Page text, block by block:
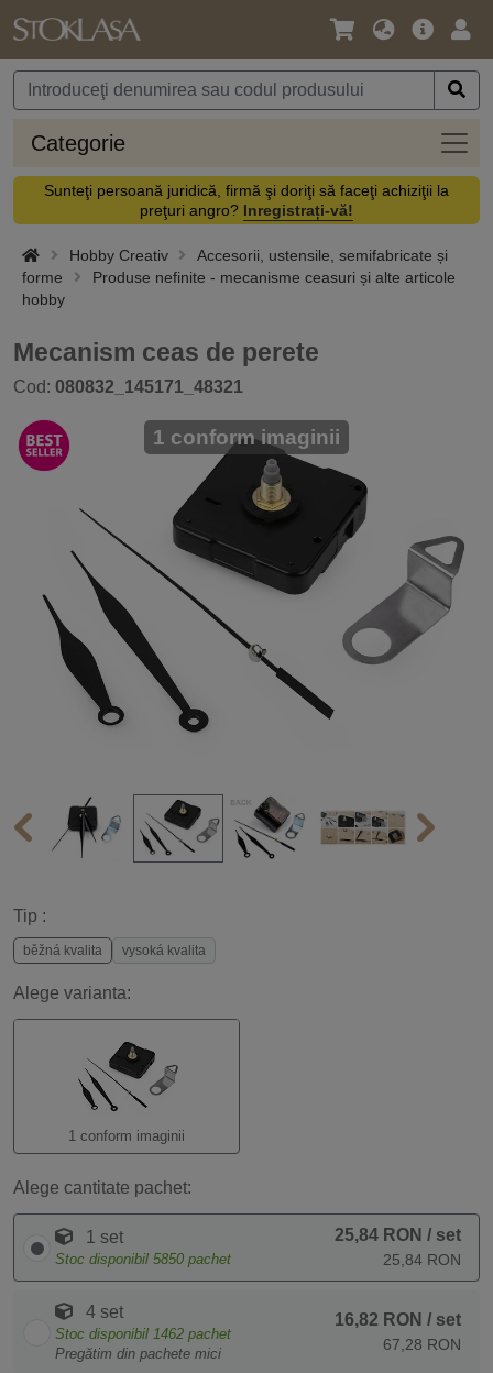
Limbă
Monedă
Meniul
Categorie
Sunteţi persoană juridică, firmă şi doriţi să faceţi achiziţii la
preţuri angro? Inregistrați-vă!
Hobby Creativ
Accesorii, ustensile, semifabricate și
forme
Produse nefinite - mecanisme ceasuri și alte articole
hobby
Mecanism ceas de perete
Cod: 080832_145171_48321
1 conform imaginii
Tip :
běžná kvalita vysoká kvalita
Alege varianta:
1 conform imaginii
Alege cantitate pachet:
1 set
Stoc disponibil 5850 pachet
25,84 RON / set
25,84 RON
4 set
Stoc disponibil 1462 pachet
Pregătim din pachete mici
16,82 RON / set
67,28 RON